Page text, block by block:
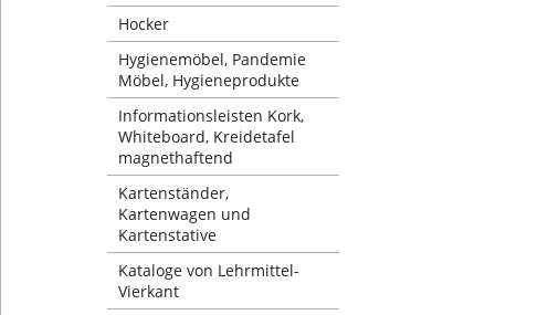
Hocker
Hygienemöbel, Pandemie
Möbel, Hygieneprodukte
Informationsleisten Kork,
Whiteboard, Kreidetafel
magnethaftend
Kartenständer,
Kartenwagen und
Kartenstative
Kataloge von Lehrmittel-
Vierkant